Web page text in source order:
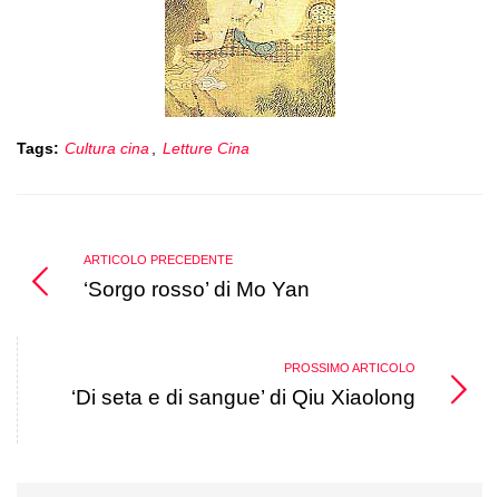
Tags: Cultura cina , Letture Cina
ARTICOLO PRECEDENTE
‘Sorgo rosso’ di Mo Yan
PROSSIMO ARTICOLO
‘Di seta e di sangue’ di Qiu Xiaolong